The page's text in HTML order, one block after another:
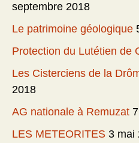
septembre 2018
Le patrimoine géologique
Protection du Lutétien de
Les Cisterciens de la
2018
AG nationale à Remuzat
LES METEORITES 3 mai